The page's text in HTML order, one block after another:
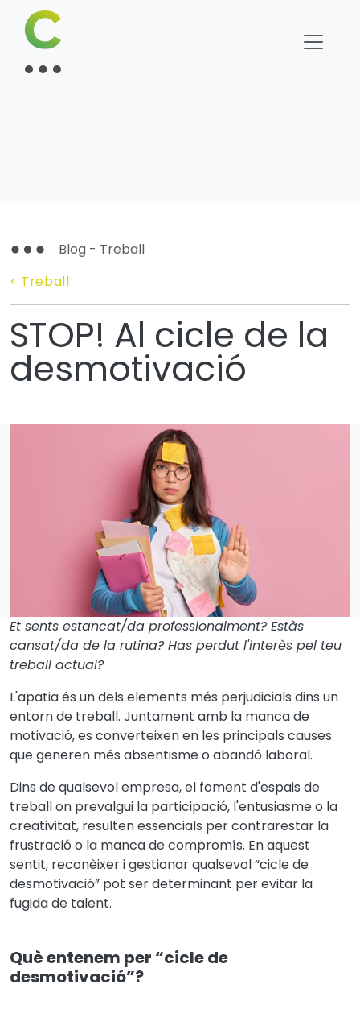
Blog - Treball
< Treball
STOP! Al cicle de la
desmotivació
Et sents estancat/da professionalment? Estàs
cansat/da de la rutina? Has perdut l'interès pel teu
treball actual?
L'apatia és un dels elements més perjudicials dins un
entorn de treball. Juntament amb la manca de
motivació, es converteixen en les principals causes
que generen més absentisme o abandó laboral.
Dins de qualsevol empresa, el foment d'espais de
treball on prevalgui la participació, l'entusiasme o la
creativitat, resulten essencials per contrarestar la
frustració o la manca de compromís. En aquest
sentit, reconèixer i gestionar qualsevol “cicle de
desmotivació” pot ser determinant per evitar la
fugida de talent.
Què entenem per “cicle de
desmotivació”?